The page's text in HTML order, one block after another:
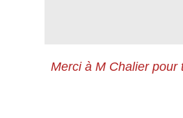
Merci à M Chalier pour